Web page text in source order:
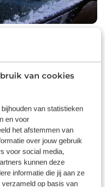
van cookies
van statistieken
en voor
het afstemmen van
over jouw gebruik
voor social media,
kunnen deze
informatie die jij aan ze
op basis van